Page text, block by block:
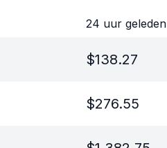
24 uur geleden
$138.27
$276.55